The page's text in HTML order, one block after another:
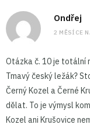
Ondřej
2 MĚSÍCE
Otázka č. 10 je totální
Tmavý český ležák?
Černý Kozel a Černé
dělat. To je výmysl
Kozel ani Krušovice